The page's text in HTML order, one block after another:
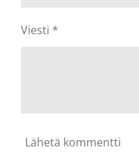
Viesti *
Lähetä kommentti